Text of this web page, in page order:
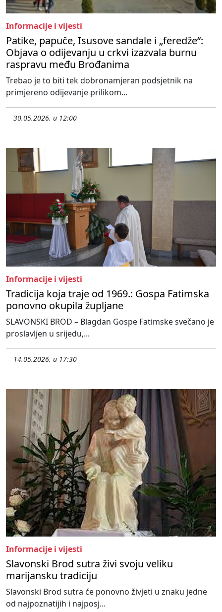
Informacije i vijesti
Patike, papuče, Isusove sandale i „feredže“:
Objava o odijevanju u crkvi izazvala burnu
raspravu među Brođanima
Trebao je to biti tek dobronamjeran podsjetnik na
primjereno odijevanje prilikom...
30.05.2026. u 12:00
Informacije i vijesti
Tradicija koja traje od 1969.: Gospa Fatimska
ponovno okupila župljane
SLAVONSKI BROD – Blagdan Gospe Fatimske svečano je
proslavljen u srijedu,...
14.05.2026. u 17:30
Informacije i vijesti
Slavonski Brod sutra živi svoju veliku
marijansku tradiciju
Slavonski Brod sutra će ponovno živjeti u znaku jedne
od najpoznatijih i najposj...